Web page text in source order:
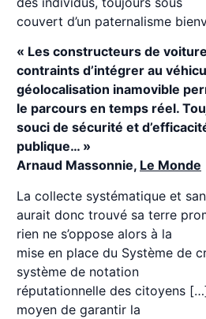
couvert d’un paternalisme
« Les constructeurs de
contraints d’intégrer au
géolocalisation inamovible
le parcours en temps réel.
souci de sécurité et
publique… »
Arnaud Massonnie, Le Monde
La collecte systématique et
aurait donc trouvé sa terre
rien ne s’oppose alors à la
mise en place du Système de
système de notation
réputationnelle des citoyens
moyen de garantir la